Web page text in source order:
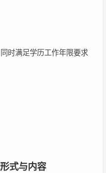
时满足学历工作年限要求
式与内容